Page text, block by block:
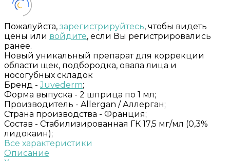
Пожалуйста, зарегистрируйтесь, чтобы видеть
цены или войдите, если Вы регистрировались
ранее.
Новый уникальный препарат для коррекции
области щек, подбородка, овала лица и
носогубных складок
Бренд -Juvederm;
Форма выпуска - 2 шприца по 1 мл;
Производитель - Allergan / Аллерган;
Страна производства - Франция;
Состав - Стабилизированная ГК 17,5 мг/мл (0,3%
лидокаин);
Все характеристики
Описание